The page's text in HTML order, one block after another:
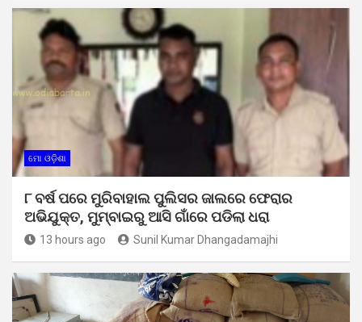
ମୋ ଓଡ଼ିଶା
୮ ବର୍ଷ ପରେ ମୁରିବାହାଲ ପୁଲିସର ଜାଲରେ ଫେରାର
ଅଭିଯୁକ୍ତ, ମୁମ୍ବାଇରୁ ଆସି ଗାଁରେ ପଡିଲା ଧରା
13 hours ago Sunil Kumar Dhangadamajhi